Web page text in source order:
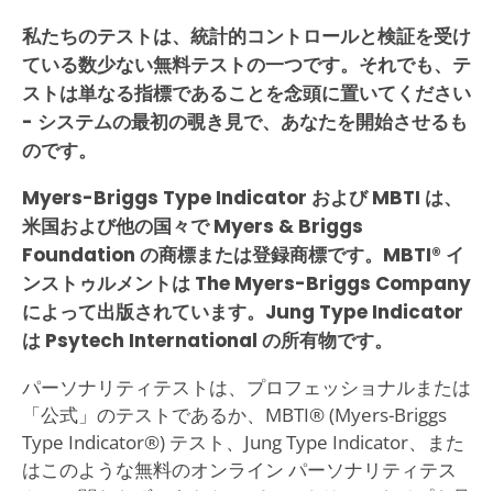
私たちのテストは、統計的コントロールと検証を受け
ている数少ない無料テストの一つです。それでも、テ
ストは単なる指標であることを念頭に置いてください
- システムの最初の覗き見で、あなたを開始させるも
のです。
Myers-Briggs Type Indicator および MBTI は、
米国および他の国々で Myers & Briggs
Foundation の商標または登録商標です。MBTI® イ
ンストゥルメントは The Myers-Briggs Company
によって出版されています。Jung Type Indicator
は Psytech International の所有物です。
パーソナリティテストは、プロフェッショナルまたは
「公式」のテストであるか、MBTI® (Myers-Briggs
Type Indicator®) テスト、Jung Type Indicator、また
はこのような無料のオンライン パーソナリティテス